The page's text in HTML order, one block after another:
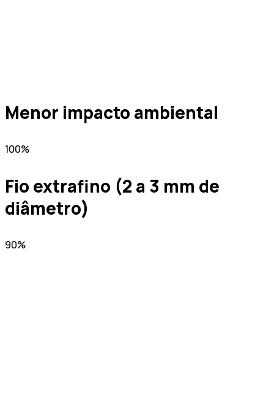
Menor impacto ambiental
100%
Fio extrafino (2 a 3 mm de
diâmetro)
90%